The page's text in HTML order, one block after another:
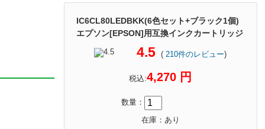
IC6CL80LEDBKK(6色セット+ブラック1個)
エプソン[EPSON]用互換インクカートリッジ
4.5 ( 210件のレビュー)
税込:4,270 円
数量：
在庫：あり